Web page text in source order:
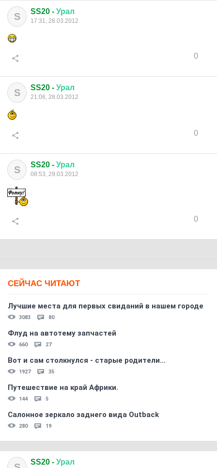
S SS20 - Урал
17:31, 28.03.2012
0
S SS20 - Урал
21:06, 28.03.2012
0
S SS20 - Урал
08:53, 29.03.2012
0
СЕЙЧАС ЧИТАЮТ
Лучшие места для первых свиданий в нашем городе
3083 80
Флуд на автотему запчастей
660 27
Вот и сам столкнулся - старые родители...
1927 35
Путешествие на край Африки.
144 5
Салонное зеркало заднего вида Outback
280 19
SS20 - Урал